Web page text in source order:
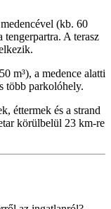
(kb. 60
tengerpartra. A terasz
m³), ​​a medence alatti
több parkolóhely.
éttermek és a strand
körülbelül 23 km-re